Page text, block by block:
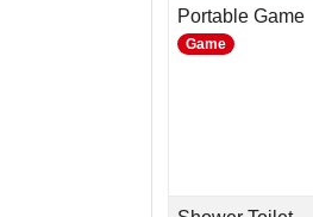
Portable Game
Game